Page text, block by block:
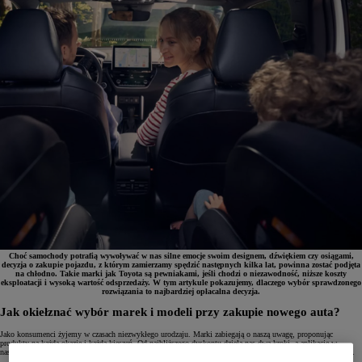
Choć samochody potrafią wywoływać w nas silne emocje swoim designem, dźwiękiem czy osiągami,
decyzja o zakupie pojazdu, z którym zamierzamy spędzić następnych kilka lat, powinna zostać podjęta
na chłodno. Takie marki jak Toyota są pewniakami, jeśli chodzi o niezawodność, niższe koszty
eksploatacji i wysoką wartość odsprzedaży. W tym artykule pokazujemy, dlaczego wybór sprawdzonego
rozwiązania to najbardziej opłacalna decyzja.
Jak okiełznać wybór marek i modeli przy zakupie nowego auta?
Jako konsumenci żyjemy w czasach niezwykłego urodzaju. Marki zabiegają o naszą uwagę, proponując
produkty na każdą okazję i każdą kieszeń. Od najbliższego dyskontu dzielą nas dwa kroki, a aplikacje w
naszych urządzeniach mobilnych pozwalają jednym dotknięciem zamawiać produkty z drugiego końca świata.